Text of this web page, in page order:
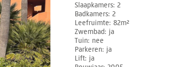
Slaapkamers 2
Badkamers 2
Leefruimte 82m²
Zwembad
ja
Tuin nee
Parkeren ja
Lift ja